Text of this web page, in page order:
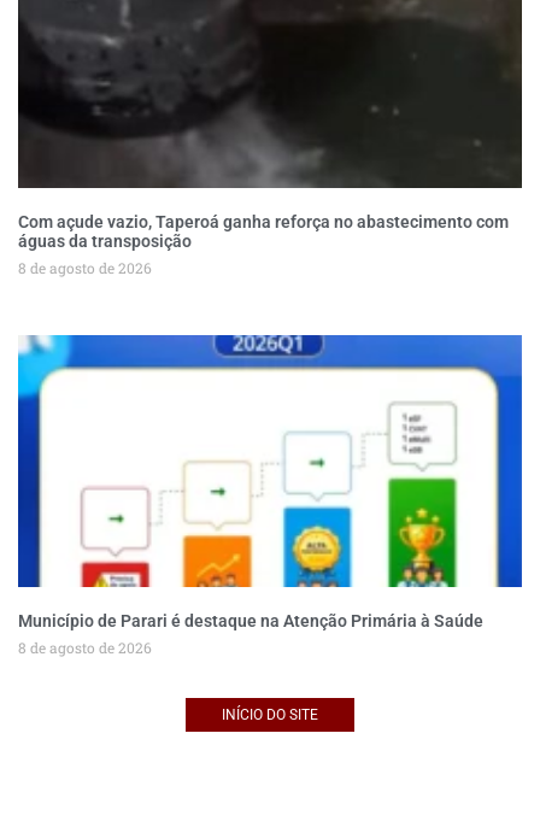
Com açude vazio, Taperoá ganha reforça no abastecimento com
águas da transposição
8 de agosto de 2026
Município de Parari é destaque na Atenção Primária à Saúde
8 de agosto de 2026
INÍCIO DO SITE